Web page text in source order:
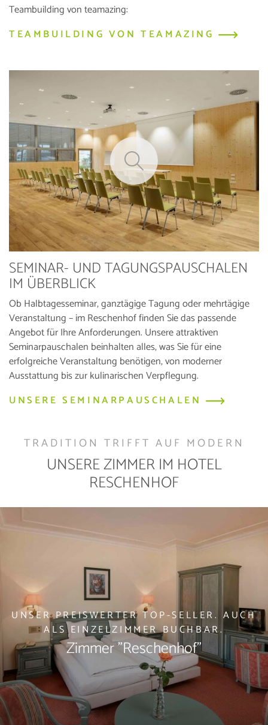
Teambuilding von teamazing:
TEAMBUILDING VON TEAMAZING
SEMINAR- UND TAGUNGSPAUSCHALEN
IM ÜBERBLICK
Ob Halbtagesseminar, ganztägige Tagung oder mehrtägige
Veranstaltung – im Reschenhof finden Sie das passende
Angebot für Ihre Anforderungen. Unsere attraktiven
Seminarpauschalen beinhalten alles, was Sie für eine
erfolgreiche Veranstaltung benötigen, von moderner
Ausstattung bis zur kulinarischen Verpflegung.
UNSERE SEMINARPAUSCHALEN
TRADITION TRIFFT AUF MODERN
UNSERE ZIMMER IM HOTEL
RESCHENHOF
UNSER PREISWERTER TOP-SELLER. AUCH
ALS EINZELZIMMER BUCHBAR.
Zimmer "Reschenhof"